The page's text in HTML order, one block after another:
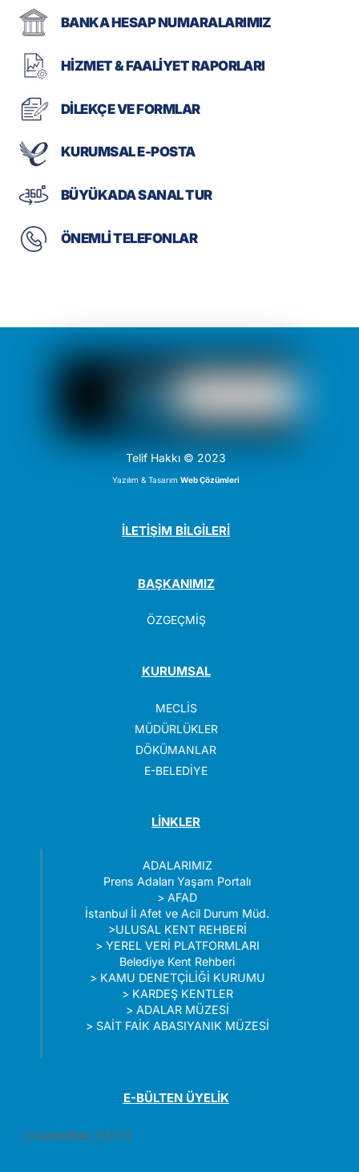
BANKA HESAP NUMARALARIMIZ
HİZMET & FAALİYET RAPORLARI
DİLEKÇE VE FORMLAR
KURUMSAL E-POSTA
BÜYÜKADA SANAL TUR
ÖNEMLİ TELEFONLAR
Telif Hakkı © 2023
Yazılım & TasarımWeb Çözümleri
İLETİŞİM BİLGİLERİ
BAŞKANIMIZ
ÖZGEÇMİŞ
KURUMSAL
MECLİS
MÜDÜRLÜKLER
DÖKÜMANLAR
E-BELEDİYE
LİNKLER
ADALARIMIZ
Prens Adaları Yaşam Portalı
>AFAD
İstanbul İl Afet ve Acil Durum Müd.
>ULUSAL KENT REHBERİ
> YEREL VERİ PLATFORMLARI
Belediye Kent Rehberi
> KAMU DENETÇİLİĞİ KURUMU
> KARDEŞ KENTLER
> ADALAR MÜZESİ
> SAİT FAİK ABASIYANIK MÜZESİ
E-BÜLTEN ÜYELİK
[newsletter_form]